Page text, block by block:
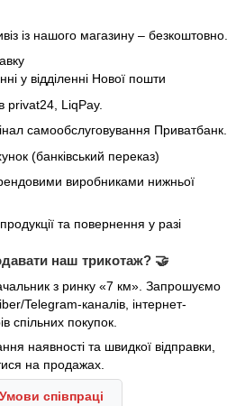
із нашого магазину – безкоштовно.
у відділенні Нової пошти
privat24, LiqPay.
самообслуговування Приватбанк.
(банківський переказ)
виробниками нижньої
та повернення у разі
наш трикотаж? 🤝
з ринку «7 км». Запрошуємо
Telegram-каналів, інтернет-
спільних покупок.
наявності та швидкої відправки,
на продажах.
співпраці